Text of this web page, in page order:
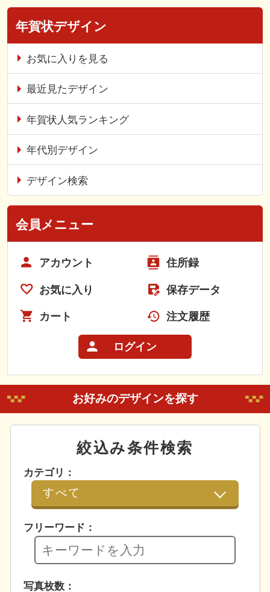
年賀状デザイン
お気に入りを見る
最近見たデザイン
年賀状人気ランキング
年代別デザイン
デザイン検索
会員メニュー
アカウント 住所録
お気に入り 保存データ
カート 注文履歴
ログイン
お好みのデザインを探す
絞込み条件検索
カテゴリ：
フリーワード：
写真枚数：